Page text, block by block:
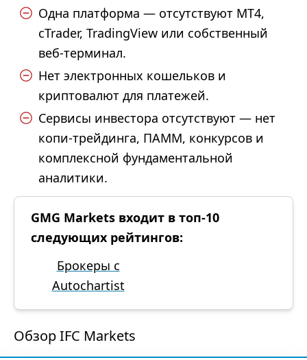
Одна платформа — отсутствуют MT4,
cTrader, TradingView или собственный
веб-терминал.
Нет электронных кошельков и
криптовалют для платежей.
Сервисы инвестора отсутствуют — нет
копи-трейдинга, ПАММ, конкурсов и
комплексной фундаментальной
аналитики.
GMG Markets входит в топ-10
следующих рейтингов:
Брокеры с
Autochartist
Обзор IFC Markets